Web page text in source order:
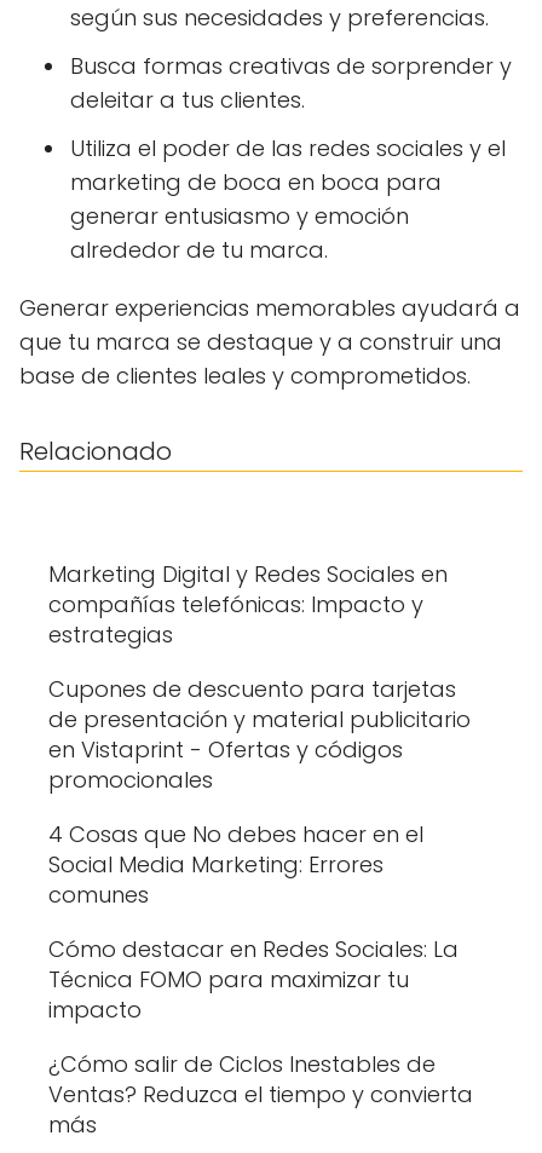
según sus necesidades y preferencias.
Busca formas creativas de sorprender y
deleitar a tus clientes.
Utiliza el poder de las redes sociales y el
marketing de boca en boca para
generar entusiasmo y emoción
alrededor de tu marca.
Generar experiencias memorables ayudará a
que tu marca se destaque y a construir una
base de clientes leales y comprometidos.
Relacionado
Marketing Digital y Redes Sociales en
compañías telefónicas: Impacto y
estrategias
Cupones de descuento para tarjetas
de presentación y material publicitario
en Vistaprint - Ofertas y códigos
promocionales
4 Cosas que No debes hacer en el
Social Media Marketing: Errores
comunes
Cómo destacar en Redes Sociales: La
Técnica FOMO para maximizar tu
impacto
¿Cómo salir de Ciclos Inestables de
Ventas? Reduzca el tiempo y convierta
más